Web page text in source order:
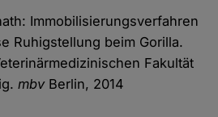
Immobilisierungsverfahren
Ruhigstellung beim Gorilla.
Fakultät
mbvBerlin, 2014